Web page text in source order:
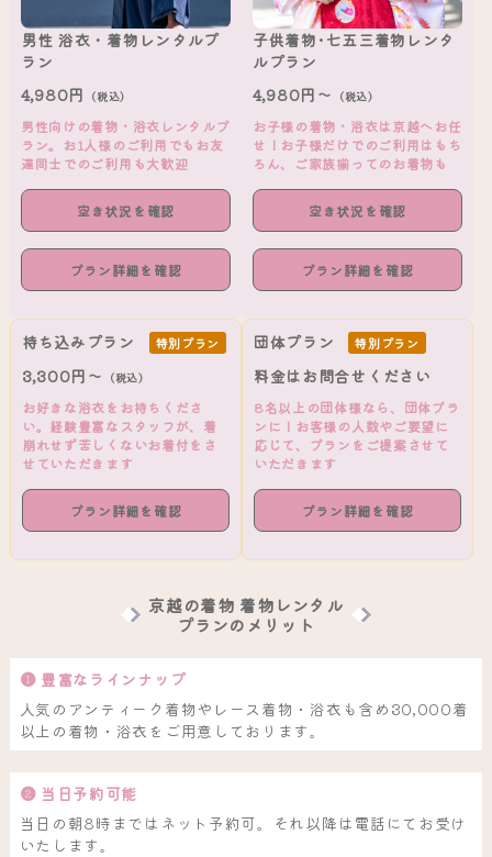
男性 浴衣・着物レンタルプ
ラン
4,980円 （税込）
男性向けの着物・浴衣レンタルプ
ラン。お1人様のご利用でもお友
達同士でのご利用も大歓迎
空き状況を確認
プラン詳細を確認
子供着物･七五三着物レンタ
ルプラン
4,980円～ （税込）
お子様の着物・浴衣は京越へお任
せ！お子様だけでのご利用はもち
ろん、ご家族揃ってのお着物も
空き状況を確認
プラン詳細を確認
持ち込みプラン 特別プラン
3,300円～ （税込）
お好きな浴衣をお持ちくださ
い。経験豊富なスタッフが、着
崩れせず苦しくないお着付をさ
せていただきます
プラン詳細を確認
団体プラン 特別プラン
料金はお問合せください
8名以上の団体様なら、団体プラ
ンに！お客様の人数やご要望に
応じて、プランをご提案させて
いただきます
プラン詳細を確認
京越の着物 着物レンタル
プランのメリット
❶ 豊富なラインナップ
人気のアンティーク着物やレース着物・浴衣も含め30,000着
以上の着物・浴衣をご用意しております。
❷ 当日予約可能
当日の朝8時まではネット予約可。それ以降は電話にてお受け
いたします。